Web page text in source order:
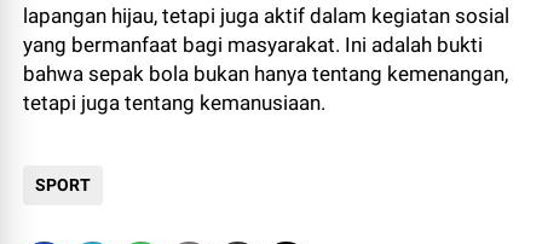
lapangan hijau, tetapi juga aktif dalam kegiatan sosial
yang bermanfaat bagi masyarakat. Ini adalah bukti
bahwa sepak bola bukan hanya tentang kemenangan,
tetapi juga tentang kemanusiaan.
SPORT